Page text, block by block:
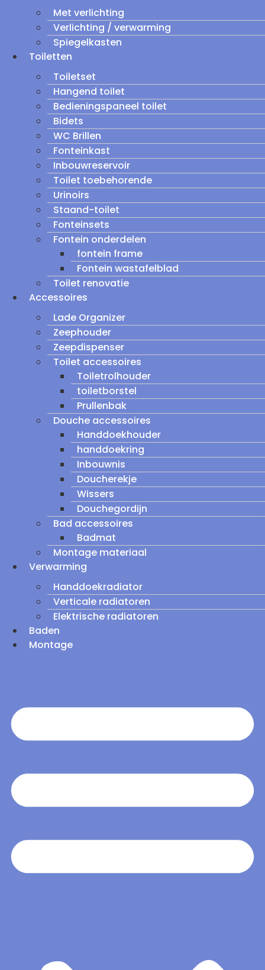
Met verlichting
Verlichting / verwarming
Spiegelkasten
Toiletten
Toiletset
Hangend toilet
Bedieningspaneel toilet
Bidets
WC Brillen
Fonteinkast
Inbouwreservoir
Toilet toebehorende
Urinoirs
Staand-toilet
Fonteinsets
Fontein onderdelen
fontein frame
Fontein wastafelblad
Toilet renovatie
Accessoires
Lade Organizer
Zeephouder
Zeepdispenser
Toilet accessoires
Toiletrolhouder
toiletborstel
Prullenbak
Douche accessoires
Handdoekhouder
handdoekring
Inbouwnis
Doucherekje
Wissers
Douchegordijn
Bad accessoires
Badmat
Montage materiaal
Verwarming
Handdoekradiator
Verticale radiatoren
Elektrische radiatoren
Baden
Montage